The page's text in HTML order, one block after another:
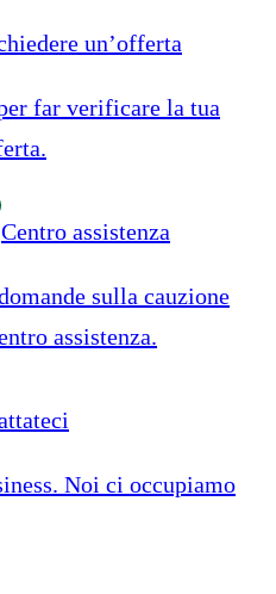
un’offerta
far verificare la tua
Centro assistenza
sulla cauzione
assistenza.
Noi ci occupiamo